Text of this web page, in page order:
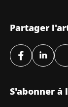
Partager
S'abonner à